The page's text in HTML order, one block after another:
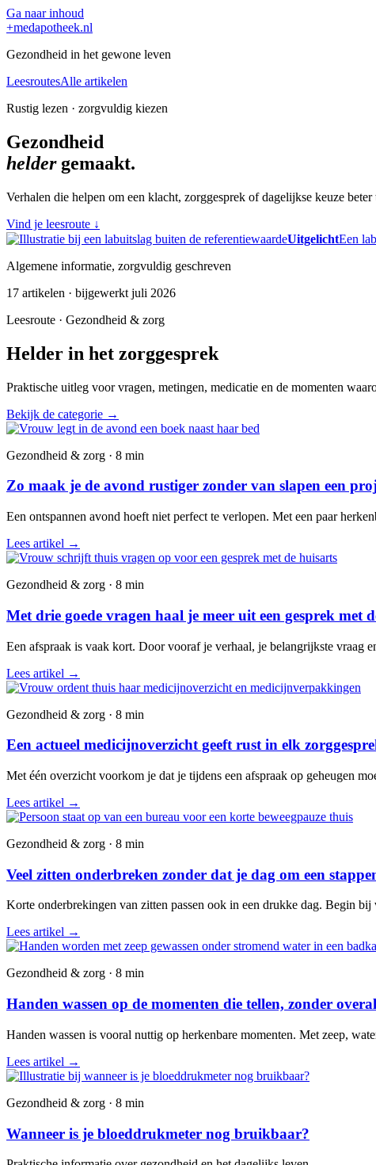
Ga naar inhoud
+medapotheek.nl
Gezondheid in het gewone leven
LeesroutesAlle artikelen
Rustig lezen · zorgvuldig kiezen
Gezondheid
heldergemaakt.
Verhalen die helpen om een klacht, zorggesprek of dagelijkse keuze
Vind je leesroute ↓
UitgelichtEen
Algemene informatie, zorgvuldig geschreven
17 artikelen · bijgewerkt juli 2026
Leesroute · Gezondheid & zorg
Helder in het zorggesprek
Praktische uitleg voor vragen, metingen, medicatie en de momenten
Bekijk de categorie →
Gezondheid & zorg · 8 min
Zo maak je de avond rustiger zonder van slapen een
Een ontspannen avond hoeft niet perfect te verlopen. Met een paar
Lees artikel →
Gezondheid & zorg · 8 min
Met drie goede vragen haal je meer uit een gesprek met
Een afspraak is vaak kort. Door vooraf je verhaal, je belangrijkste vraag
Lees artikel →
Gezondheid & zorg · 8 min
Een actueel medicijnoverzicht geeft rust in elk
Met één overzicht voorkom je dat je tijdens een afspraak op geheugen
Lees artikel →
Gezondheid & zorg · 8 min
Veel zitten onderbreken zonder dat je dag om een
Korte onderbrekingen van zitten passen ook in een drukke dag. Begin
Lees artikel →
Gezondheid & zorg · 8 min
Handen wassen op de momenten die tellen, zonder
Handen wassen is vooral nuttig op herkenbare momenten. Met zeep,
Lees artikel →
Gezondheid & zorg · 8 min
Wanneer is je bloeddrukmeter nog bruikbaar?